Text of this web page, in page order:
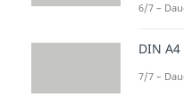
Die
6/7 –
DIN A4
7/7 –